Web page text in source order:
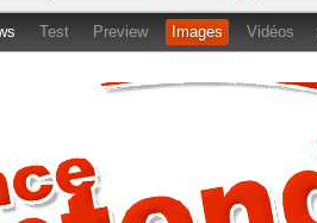
Test Preview Images Vidéos